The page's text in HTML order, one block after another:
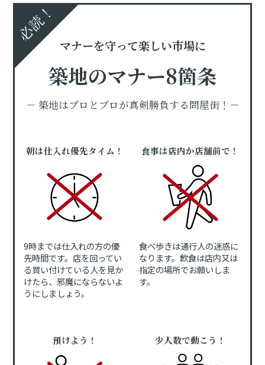
必読！
マナーを守って楽しい市場に
築地のマナー8箇条
－ 築地はプロとプロが真剣勝負する問屋街！－
朝は仕入れ優先タイム！
9時までは仕入れの方の優
先時間です。店を回ってい
る買い付けている人を見か
けたら、邪魔にならないよ
うにしましょう。
食事は店内か店舗前で！
食べ歩きは通行人の迷惑に
なります。飲食は店内又は
指定の場所でお願いしま
す。
預けよう！ 少人数で動こう！